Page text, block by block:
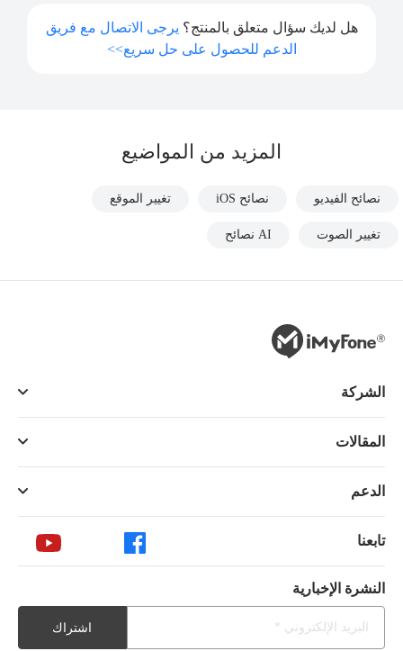
هل لديك سؤال متعلق بالمنتج؟ يرجى الاتصال مع فريق
الدعم للحصول على حل سريع>>
المزيد من المواضيع
نصائح الفيديو نصائح iOS تغيير الموقع
تغيير الصوت AI نصائح
الشركة
المقالات
الدعم
تابعنا
النشرة الإخبارية
اشتراك